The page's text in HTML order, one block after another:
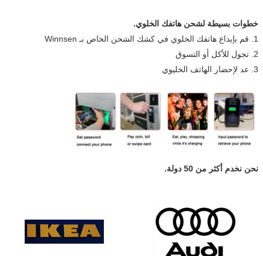
خطوات بسيطة لشحن هاتفك الخلوي.
1. قم بإيداع هاتفك الخلوي في كشك الشحن الخاص بـ Winnsen
2. تجول للأكل أو التسوق
3. عد لإحضار الهاتف الخليوي
نحن نخدم أكثر من 50 دولة.